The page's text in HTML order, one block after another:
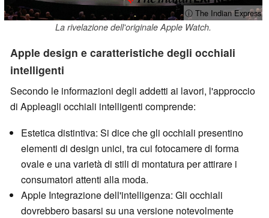
ⓘ The Indian Express
La rivelazione dell'originale Apple Watch.
Apple design e caratteristiche degli occhiali
intelligenti
Secondo le informazioni degli addetti ai lavori, l'approccio
di Appleagli occhiali intelligenti comprende:
Estetica distintiva: Si dice che gli occhiali presentino
elementi di design unici, tra cui fotocamere di forma
ovale e una varietà di stili di montatura per attirare i
consumatori attenti alla moda.
Apple Integrazione dell'intelligenza: Gli occhiali
dovrebbero basarsi su una versione notevolmente